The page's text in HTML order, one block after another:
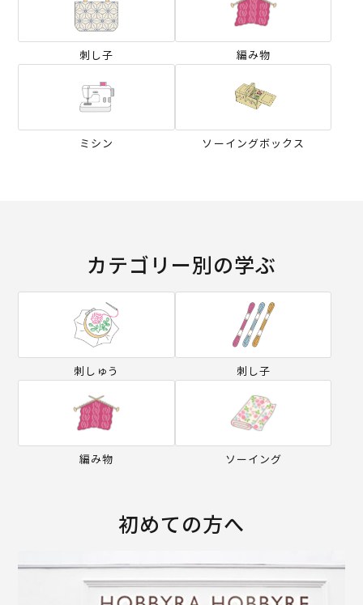
刺し子 編み物
ミシン ソーイングボックス
カテゴリー別の学ぶ
刺しゅう 刺し子
編み物 ソーイング
初めての方へ